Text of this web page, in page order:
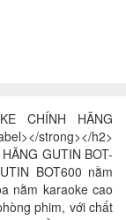
CHÍNH HÃNG
strong></h2>
GUTIN BOT-
BOT600 nằm
nằm karaoke cao
phim, với chất